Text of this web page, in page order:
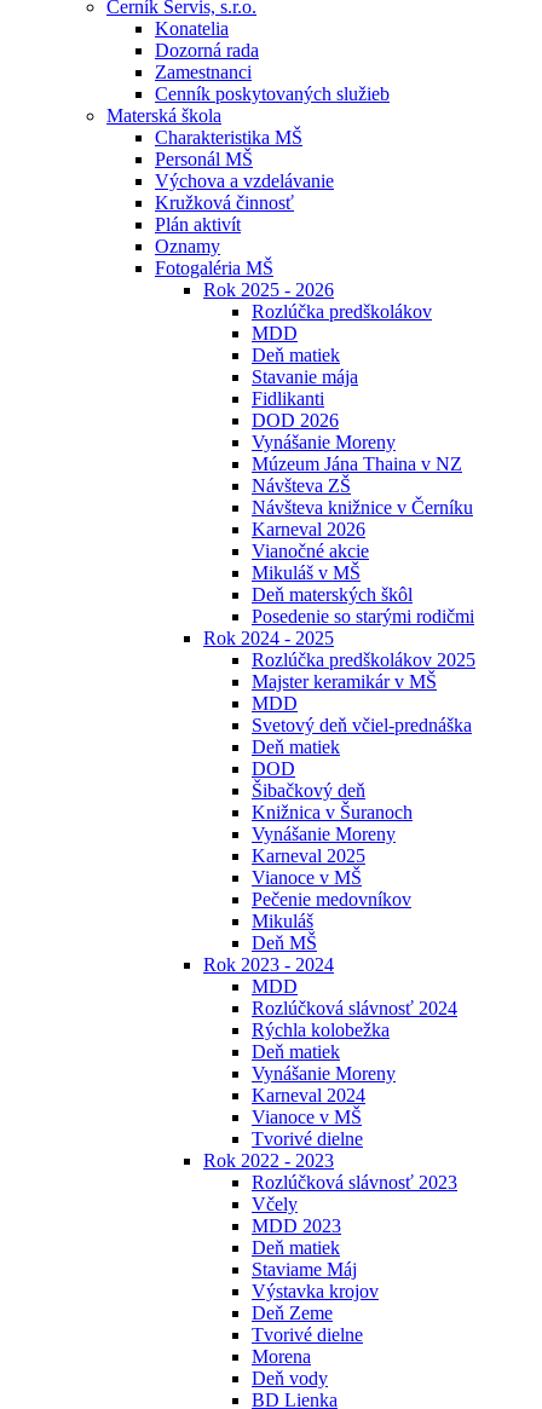
Černík Servis, s.r.o.
Konatelia
Dozorná rada
Zamestnanci
Cenník poskytovaných služieb
Materská škola
Charakteristika MŠ
Personál MŠ
Výchova a vzdelávanie
Kružková činnosť
Plán aktivít
Oznamy
Fotogaléria MŠ
Rok 2025 - 2026
Rozlúčka predškolákov
MDD
Deň matiek
Stavanie mája
Fidlikanti
DOD 2026
Vynášanie Moreny
Múzeum Jána Thaina v NZ
Návšteva ZŠ
Návšteva knižnice v Černíku
Karneval 2026
Vianočné akcie
Mikuláš v MŠ
Deň materských škôl
Posedenie so starými rodičmi
Rok 2024 - 2025
Rozlúčka predškolákov 2025
Majster keramikár v MŠ
MDD
Svetový deň včiel-prednáška
Deň matiek
DOD
Šibačkový deň
Knižnica v Šuranoch
Vynášanie Moreny
Karneval 2025
Vianoce v MŠ
Pečenie medovníkov
Mikuláš
Deň MŠ
Rok 2023 - 2024
MDD
Rozlúčková slávnosť 2024
Rýchla kolobežka
Deň matiek
Vynášanie Moreny
Karneval 2024
Vianoce v MŠ
Tvorivé dielne
Rok 2022 - 2023
Rozlúčková slávnosť 2023
Včely
MDD 2023
Deň matiek
Staviame Máj
Výstavka krojov
Deň Zeme
Tvorivé dielne
Morena
Deň vody
BD Lienka